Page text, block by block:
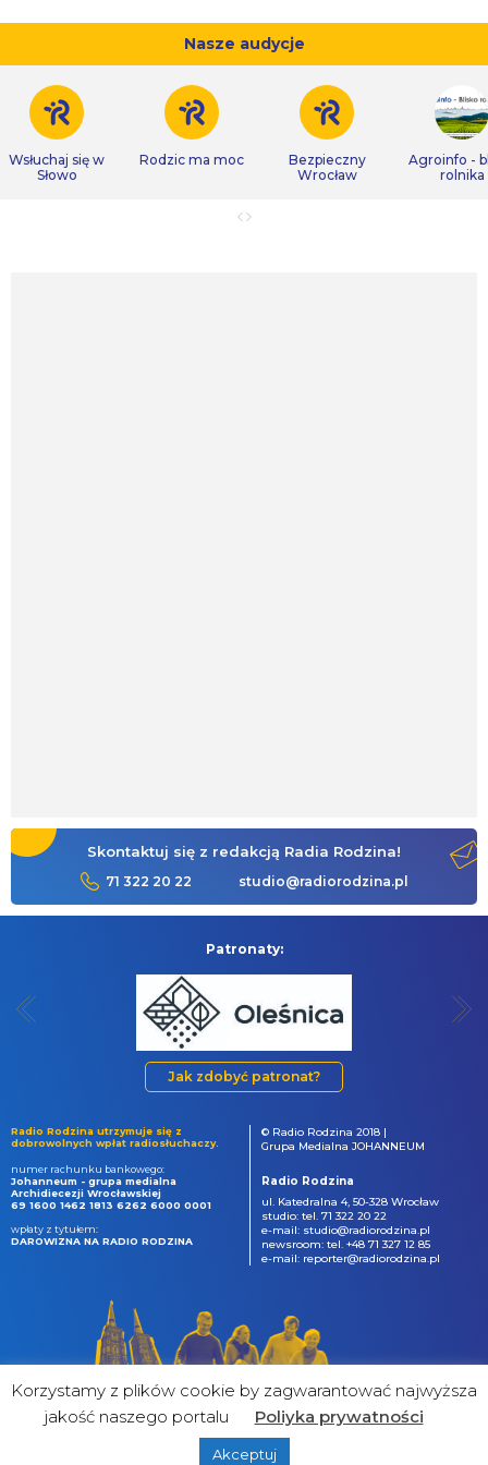
Nasze audycje
Wsłuchaj się w
Słowo
Rodzic ma moc
Bezpieczny
Wrocław
Agroinfo -
rolnika
Skontaktuj się z redakcją Radia Rodzina!
71 322 20 22 studio@radiorodzina.pl
Patronaty:
Jak zdobyć patronat?
Radio Rodzina utrzymuje się z
dobrowolnych wpłat radiosłuchaczy.
numer rachunku bankowego:
Johanneum - grupa medialna
Archidiecezji Wrocławskiej
69 1600 1462 1813 6262 6000 0001
wpłaty z tytułem:
DAROWIZNA NA RADIO RODZINA
© Radio Rodzina 2018 |
Grupa Medialna JOHANNEUM
Radio Rodzina
ul. Katedralna 4, 50-328 Wrocław
studio: tel. 71 322 20 22
e-mail: studio@radiorodzina.pl
newsroom: tel. +48 71 327 12 85
e-mail: reporter@radiorodzina.pl
&
Korzystamy z plików cookie by zagwarantować najwyższa
jakość naszego portalu
Poliyka prywatności
Akceptuj